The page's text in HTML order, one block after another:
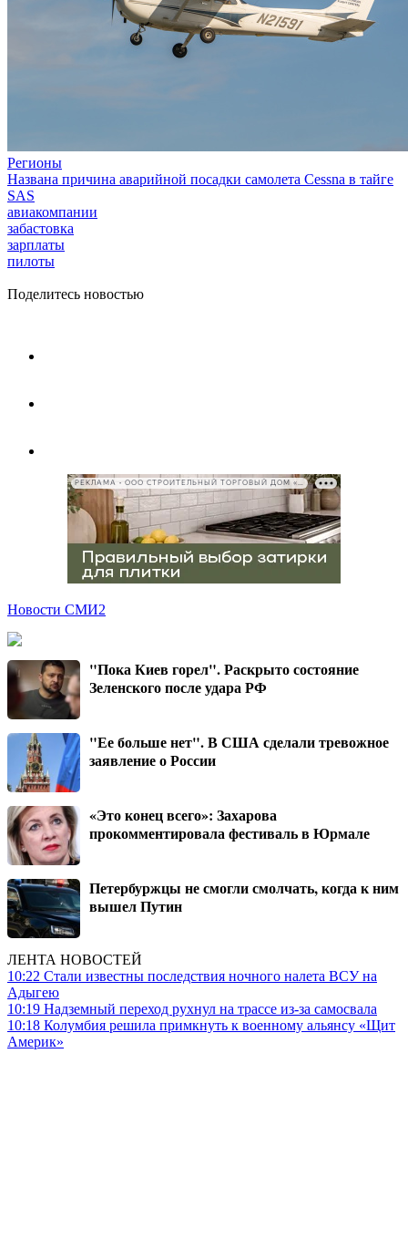
Регионы
Названа причина аварийной посадки самолета Cessna в тайге
SAS
авиакомпании
забастовка
зарплаты
пилоты
Поделитесь новостью
РЕКЛАМА • ООО СТРОИТЕЛЬНЫЙ ТОРГОВЫЙ ДОМ «ПЕТРОВИЧ», ИНН 7802348846
Новости СМИ2
"Пока Киев горел". Раскрыто состояние
Зеленского после удара РФ
"Ее больше нет". В США сделали тревожное
заявление о России
«Это конец всего»: Захарова
прокомментировала фестиваль в Юрмале
Петербуржцы не смогли смолчать, когда к ним
вышел Путин
ЛЕНТА НОВОСТЕЙ
10:22 Стали известны последствия ночного налета ВСУ на
Адыгею
10:19 Надземный переход рухнул на трассе из-за самосвала
10:18 Колумбия решила примкнуть к военному альянсу «Щит
Америк»